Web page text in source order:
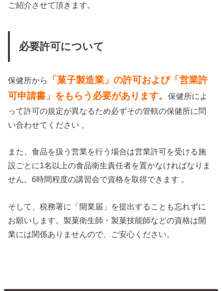
ご紹介させて頂きます。
必要許可について
保健所から
「菓子製造業」の許可および「営業許
可申請書」をもらう必要があります。保健所によ
って許可の規定が異なるため必ずその管轄の保健所に問
い合わせてください 。
また、食品を扱う営業を行う場合は営業許可を受ける施
設ごとに1名以上の食品衛生責任者を置かなければなりま
せん。6時間程度の講習会で資格を取得できます 。
そして、税務署に「開業届」を提出することも忘れずに
お願いします。製菓衛生師・製菓技能師などの資格は開
業には関係ありませんので、ご安心ください。